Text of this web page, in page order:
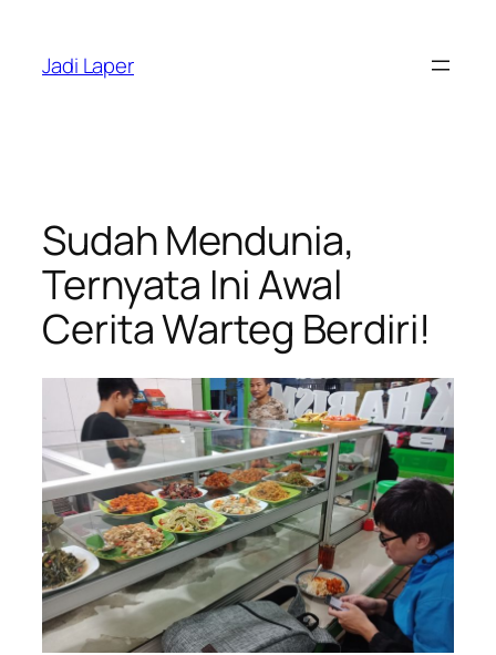
content
Jadi Laper
Sudah Mendunia,
Ternyata Ini Awal
Cerita Warteg Berdiri!